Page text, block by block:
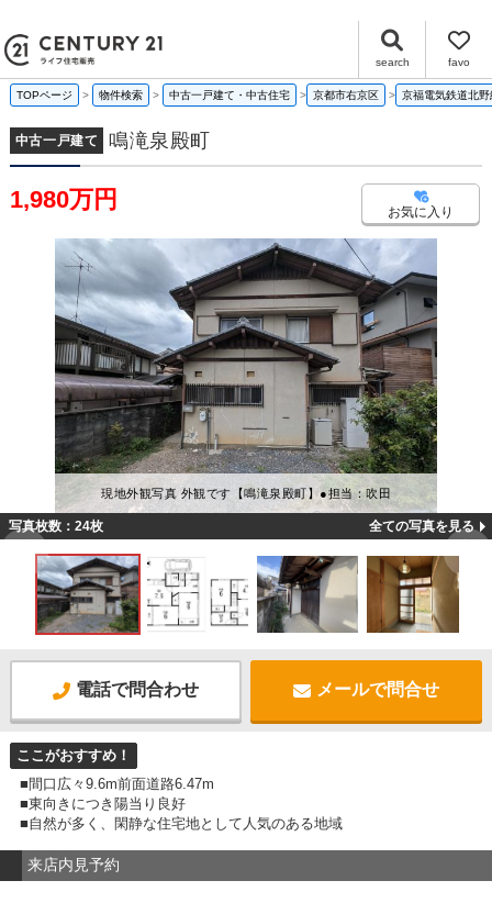
search favo
TOPページ 物件検索 中古一戸建て・中古住宅 京都市右京区 京福電気鉄道北野
中古一戸建て 鳴滝泉殿町
1,980万円 お気に入り
現地外観写真 外観です【鳴滝泉殿町】●担当：吹田
写真枚数：24枚 全ての写真を見る
電話で問合わせ メールで問合せ
ここがおすすめ！
■間口広々9.6m前面道路6.47m
■東向きにつき陽当り良好
■自然が多く、閑静な住宅地として人気のある地域
来店内見予約